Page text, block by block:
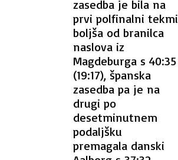
zasedba je bila na
prvi polfinalni tekmi
boljša od branilca
naslova iz
Magdeburga s 40:35
(19:17), španska
zasedba pa je na
drugi po
desetminutnem
podaljšku
premagala danski